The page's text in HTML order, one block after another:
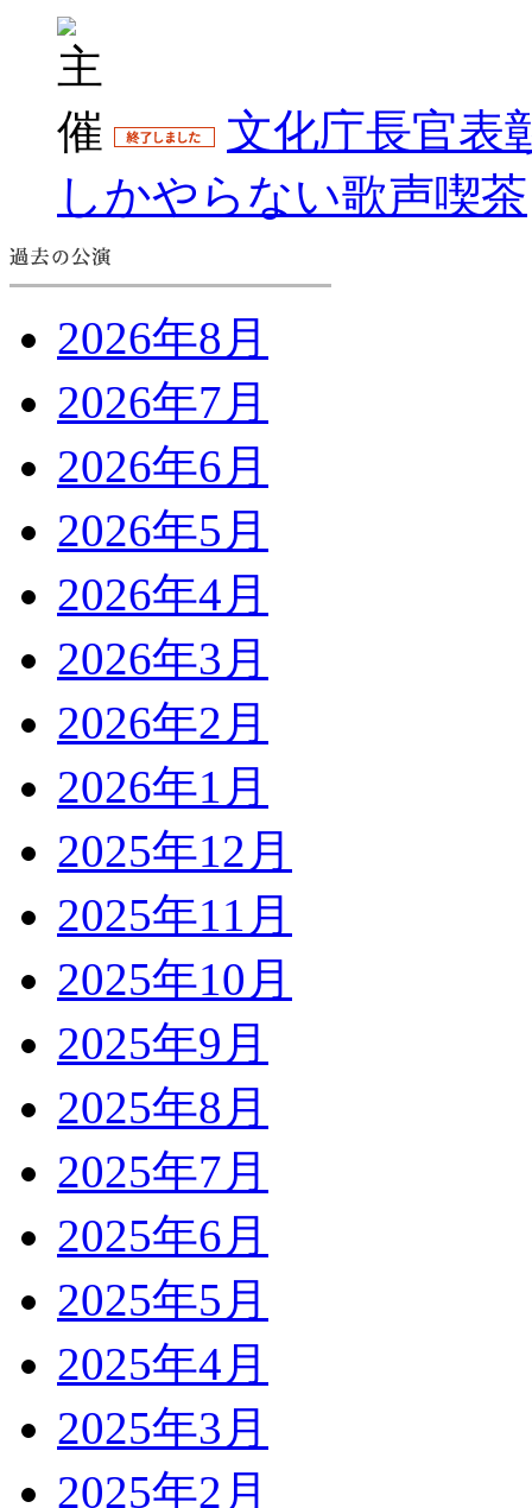
文化庁長官表
しかやらない歌声喫茶
2026年8月
2026年7月
2026年6月
2026年5月
2026年4月
2026年3月
2026年2月
2026年1月
2025年12月
2025年11月
2025年10月
2025年9月
2025年8月
2025年7月
2025年6月
2025年5月
2025年4月
2025年3月
2025年2月